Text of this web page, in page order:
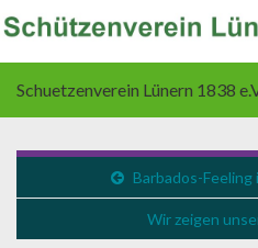
Schuetzenverein Lünern 1838
Barbados-
Wir zeigen